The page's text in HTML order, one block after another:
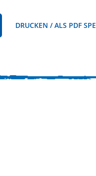
DRUCKEN / ALS PDF